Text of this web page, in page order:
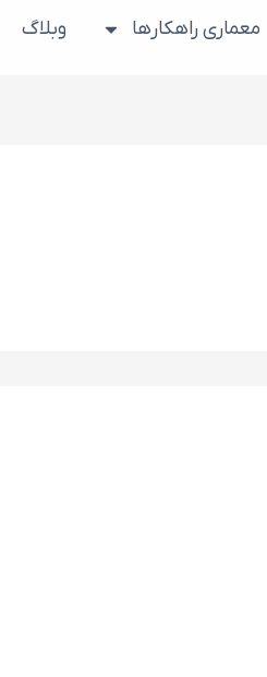
معماری راهکارها وبلاگ